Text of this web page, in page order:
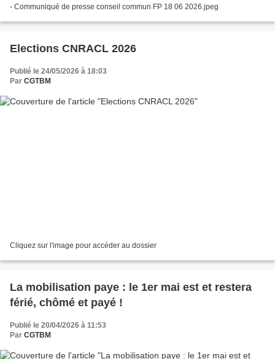
- Communiqué de presse conseil commun FP 18 06 2026.jpeg
Elections CNRACL 2026
Publié le 24/05/2026 à 18:03
Par CGTBM
Cliquez sur l'image pour accéder au dossier
La mobilisation paye : le 1er mai est et restera
férié, chômé et payé !
Publié le 20/04/2026 à 11:53
Par CGTBM